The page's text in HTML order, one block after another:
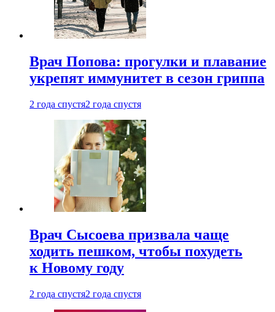
Врач Попова: прогулки и плавание
укрепят иммунитет в сезон гриппа
2 года спустя2 года спустя
Врач Сысоева призвала чаще
ходить пешком, чтобы похудеть
к Новому году
2 года спустя2 года спустя